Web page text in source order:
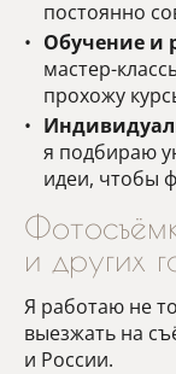
постоянно
Обучение и
мастер-
прохожу
я подбираю
идеи, чтобы
и других
Я работаю не
выезжать на
и России.